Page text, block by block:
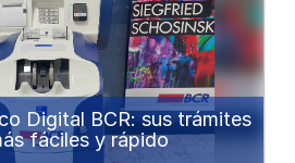
Digital BCR: sus trámites
fáciles y rápido